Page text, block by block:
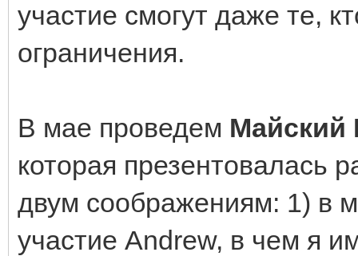
участие смогут даже те,
ограничения.
В мае проведем Майский
которая презентовалась
двум соображениям: 1) в
участие Andrew, в чем я